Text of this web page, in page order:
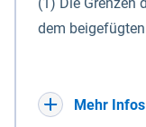
dem
(DTK) im
verkleinerteMehr Infos